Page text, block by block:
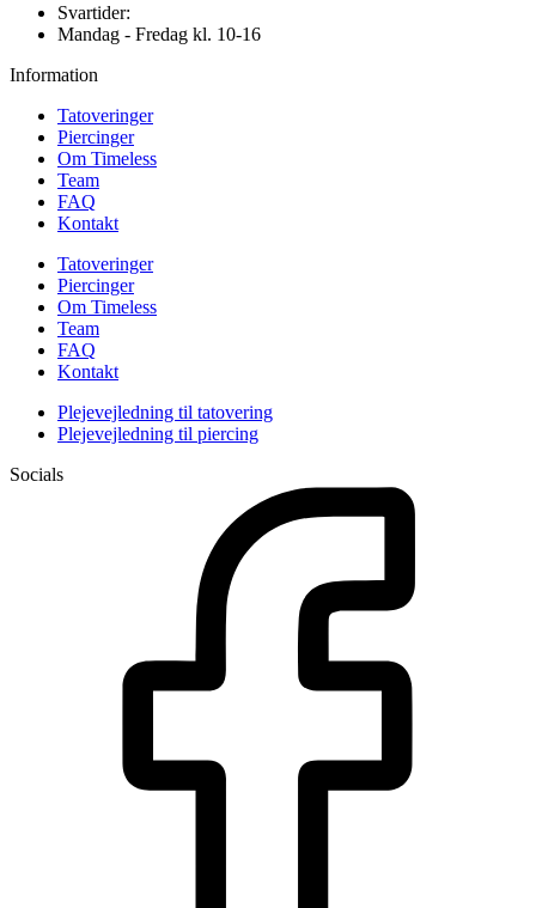
Svartider:
Mandag - Fredag kl. 10-16
Information
Tatoveringer
Piercinger
Om Timeless
Team
FAQ
Kontakt
Tatoveringer
Piercinger
Om Timeless
Team
FAQ
Kontakt
Plejevejledning til tatovering
Plejevejledning til piercing
Socials